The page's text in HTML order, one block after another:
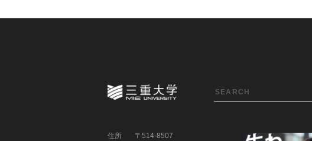
住所
〒514-8507